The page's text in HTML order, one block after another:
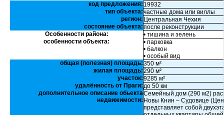
код предложения: 19932
тип объекта:частные дома или виллы
регион: Центральная Чехия
состояние объекта:после реконструкции
Особенности района:
• тишина и зелень
особенности объекта:
• парковка
• балкон
• особый вид
общая (полезная) площадь:350 м²
жилая площадь:290 м²
участок:9285 м²
удалённость от Праги:до 50 км
дополнительное описание обьекта
недвижимости:
Семейный дом (290 м2)
Новы Книн – Судовице
представляет собой